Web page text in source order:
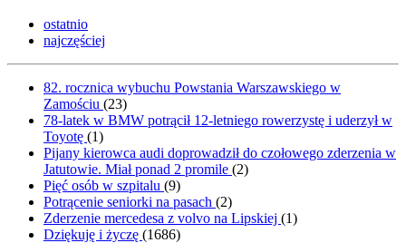
ostatnio
najczęściej
82. rocznica wybuchu Powstania Warszawskiego w
Zamościu (23)
78-latek w BMW potrącił 12-letniego rowerzystę i uderzył w
Toyotę (1)
Pijany kierowca audi doprowadził do czołowego zderzenia w
Jatutowie. Miał ponad 2 promile (2)
Pięć osób w szpitalu (9)
Potrącenie seniorki na pasach (2)
Zderzenie mercedesa z volvo na Lipskiej (1)
Dziękuję i życzę (1686)